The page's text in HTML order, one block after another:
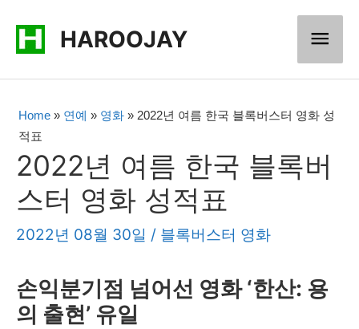
HAROOJAY
메
인
메
뉴
Home » 연예 » 영화 » 2022년 여름 한국 블록버스터 영화 성
적표
2022년 여름 한국 블록버
스터 영화 성적표
2022년 08월 30일 / 블록버스터 영화
손익분기점 넘어선 영화 ‘한산: 용
의 출현’ 유일